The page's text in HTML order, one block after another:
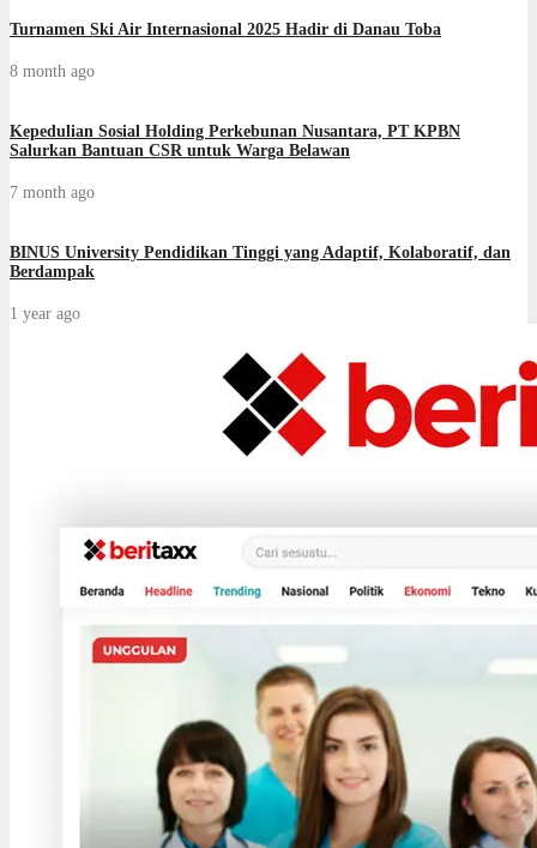
Turnamen Ski Air Internasional 2025 Hadir di Danau Toba
8 month ago
Kepedulian Sosial Holding Perkebunan Nusantara, PT KPBN
Salurkan Bantuan CSR untuk Warga Belawan
7 month ago
BINUS University Pendidikan Tinggi yang Adaptif, Kolaboratif, dan
Berdampak
1 year ago